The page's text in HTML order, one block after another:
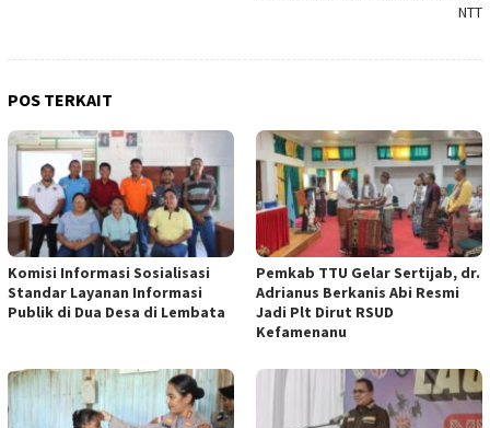
NTT
POS TERKAIT
Komisi Informasi Sosialisasi
Standar Layanan Informasi
Publik di Dua Desa di Lembata
Pemkab TTU Gelar Sertijab, dr.
Adrianus Berkanis Abi Resmi
Jadi Plt Dirut RSUD
Kefamenanu